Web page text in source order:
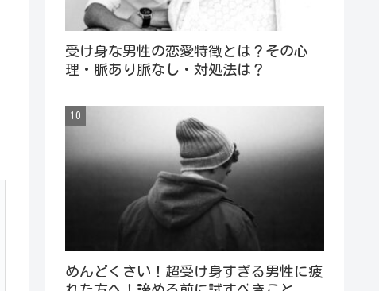
受け身な男性の恋愛特徴とは？その心
理・脈あり脈なし・対処法は？
めんどくさい！超受け身すぎる男性に疲